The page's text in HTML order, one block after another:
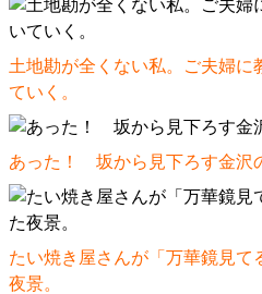
土地勘が全くない私。ご夫婦に
ていく。
あった！ 坂から見下ろす金沢
たい焼き屋さんが「万華鏡見て
夜景。